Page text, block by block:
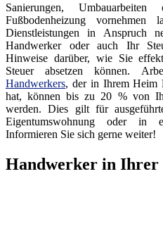
Sanierungen,
Fußbodenheizung vornehmen
Dienstleistungen in Anspruch
Handwerker oder auch Ihr
Hinweise darüber, wie Sie
Steuer absetzen können.
Handwerkers, der in Ihrem Heim
hat, können bis zu 20 % von
werden. Dies gilt für
Eigentumswohnung oder in
Informieren Sie sich gerne weiter!
Handwerker in Ihrer